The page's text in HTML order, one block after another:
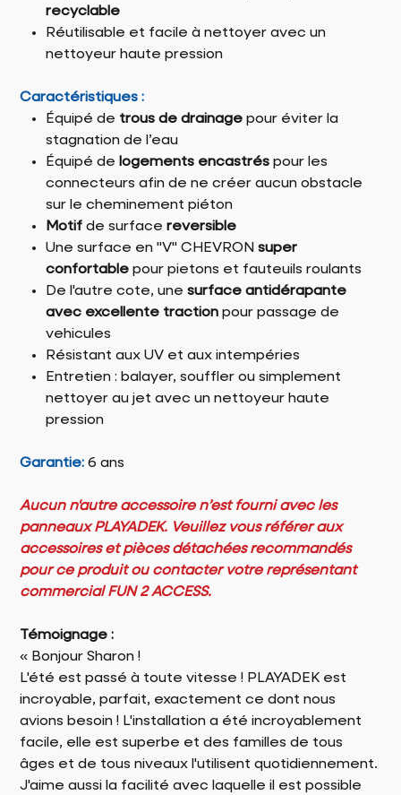
recyclable
Réutilisable et facile à nettoyer avec un
nettoyeur haute pression
Caractéristiques :
Équipé de trous de drainage pour éviter la
stagnation de l’eau
Équipé de logements encastrés pour les
connecteurs afin de ne créer aucun obstacle
sur le cheminement piéton
Motif de surfacereversible
Une surface en "V" CHEVRONsuper
confortable pour pietons et fauteuils roulants
De l'autre cote, unesurface antidérapante
avec excellente traction pour passage de
vehicules
Résistant aux UV et aux intempéries
Entretien : balayer, souffler ou simplement
nettoyer au jet avec un nettoyeur haute
pression
Garantie: 6 ans
Aucun n'autre accessoire n’est fourni avec les
panneaux PLAYADEK. Veuillez vous référer aux
accessoires et pièces détachées recommandés
pour ce produit ou contacter votre représentant
commercial FUN 2 ACCESS.
Témoignage :
« Bonjour Sharon !
L'été est passé à toute vitesse ! PLAYADEK est
incroyable, parfait, exactement ce dont nous
avions besoin ! L'installation a été incroyablement
facile, elle est superbe et des familles de tous
âges et de tous niveaux l'utilisent quotidiennement.
J'aime aussi la facilité avec laquelle il est possible